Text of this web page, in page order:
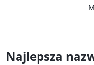
Najlepsza